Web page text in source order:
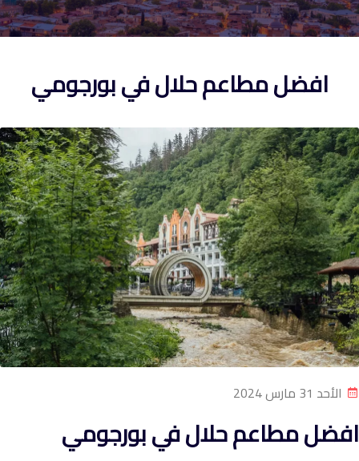
افضل مطاعم حلال في بورجومي
الأحد 31 مارس 2024
افضل مطاعم حلال في بورجومي